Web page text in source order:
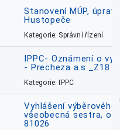
Stanovení MÚP,
Hustopeče
Kategorie: Správní řízení
IPPC- Oznámení o
- Precheza a.s._Z18
Kategorie: IPPC
Vyhlášení
všeobecná sestra,
81026